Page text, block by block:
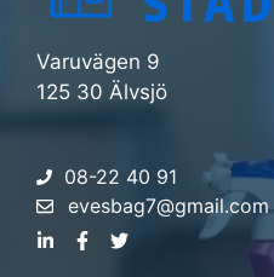
Varuvägen 9
125 30 Älvsjö
08-22 40 91
evesbag7@gmail.com